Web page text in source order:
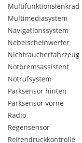
• Nichtraucherfahrzeug
• Euro 6 / AdBlue –
• Sehr sparsamer
• Ruhiger Lauf, ideal
• Gepflegtes Familien-
Multifunktionslenkrad
Multimediasystem
Navigationssystem
Nebelscheinwerfer
Nichtraucherfahrzeug
Notbremsassistent
Notrufsystem
Parksensor hinten
Parksensor vorne
Radio
Regensensor
Reifendruckkontrolle